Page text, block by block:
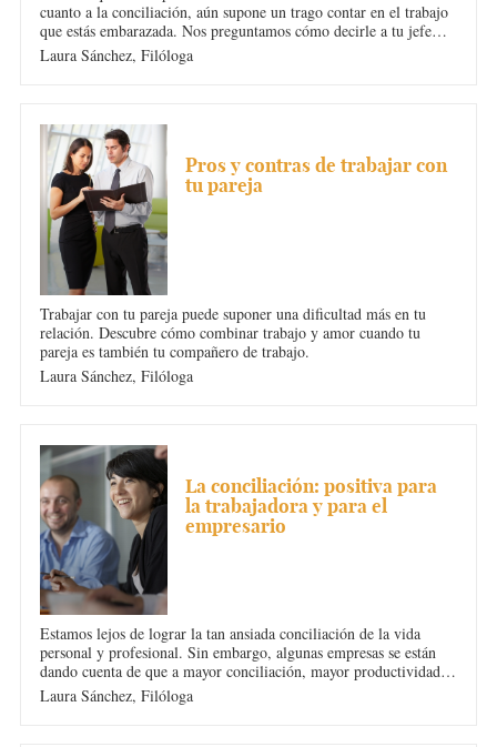
cuanto a la conciliación, aún supone un trago contar en el trabajo
que estás embarazada. Nos preguntamos cómo decirle a tu jefe
que estás embarazada.
Laura Sánchez,Filóloga
Pros y contras de trabajar con
tu pareja
Trabajar con tu pareja puede suponer una dificultad más en tu
relación. Descubre cómo combinar trabajo y amor cuando tu
pareja es también tu compañero de trabajo.
Laura Sánchez,Filóloga
La conciliación: positiva para
la trabajadora y para el
empresario
Estamos lejos de lograr la tan ansiada conciliación de la vida
personal y profesional. Sin embargo, algunas empresas se están
dando cuenta de que a mayor conciliación, mayor productividad y
mayores beneficios.
Laura Sánchez,Filóloga